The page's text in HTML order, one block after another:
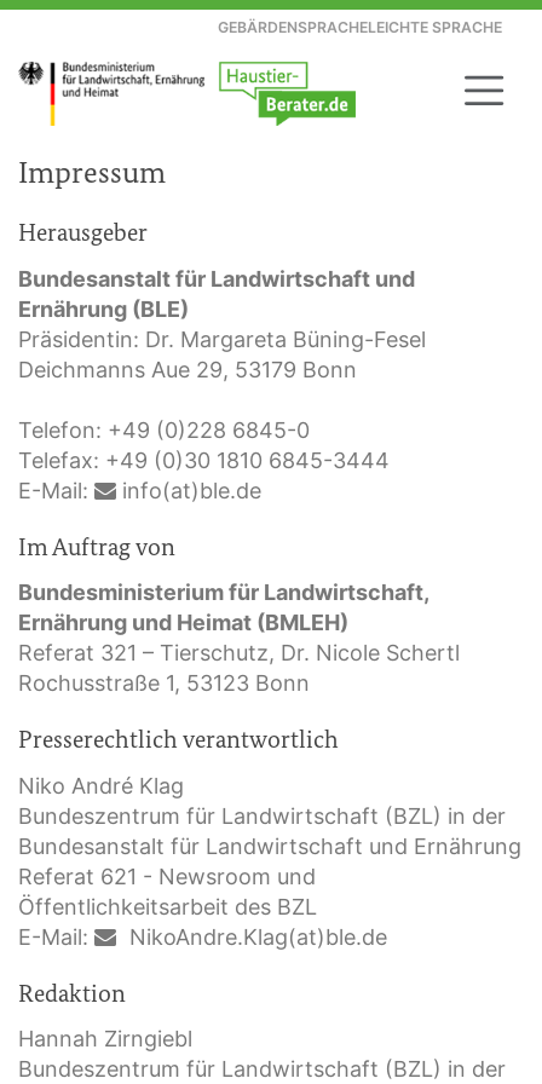
GEBÄRDENSPRACHELEICHTE SPRACHE
Impressum
Herausgeber
Bundesanstalt für Landwirtschaft und
Ernährung (BLE)
Präsidentin: Dr. Margareta Büning-Fesel
Deichmanns Aue 29, 53179 Bonn
Telefon: +49 (0)228 6845-0
Telefax: +49 (0)30 1810 6845-3444
E-Mail:
info(at)ble.de
Im Auftrag von
Bundesministerium für Landwirtschaft,
Ernährung und Heimat (BMLEH)
Referat 321 – Tierschutz, Dr. Nicole Schertl
Rochusstraße 1, 53123 Bonn
Presserechtlich verantwortlich
Niko André Klag
Bundeszentrum für Landwirtschaft (BZL) in der
Bundesanstalt für Landwirtschaft und Ernährung
Referat 621 - Newsroom und
Öffentlichkeitsarbeit des BZL
E-Mail:
NikoAndre.Klag(at)ble.de
Redaktion
Hannah Zirngiebl
Bundeszentrum für Landwirtschaft (BZL) in der